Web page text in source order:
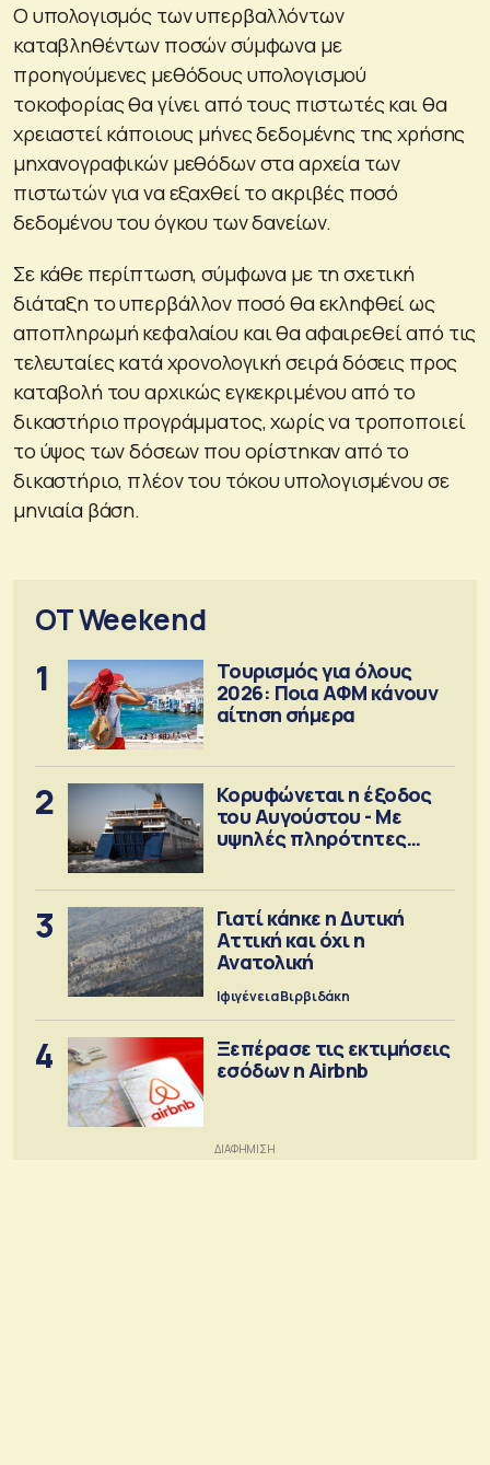
Ο υπολογισμός των υπερβαλλόντων
καταβληθέντων ποσών σύμφωνα με
προηγούμενες μεθόδους υπολογισμού
τοκοφορίας θα γίνει από τους πιστωτές και θα
χρειαστεί κάποιους μήνες δεδομένης της χρήσης
μηχανογραφικών μεθόδων στα αρχεία των
πιστωτών για να εξαχθεί το ακριβές ποσό
δεδομένου του όγκου των δανείων.
Σε κάθε περίπτωση, σύμφωνα με τη σχετική
διάταξη το υπερβάλλον ποσό θα εκληφθεί ως
αποπληρωμή κεφαλαίου και θα αφαιρεθεί από τις
τελευταίες κατά χρονολογική σειρά δόσεις προς
καταβολή του αρχικώς εγκεκριμένου από το
δικαστήριο προγράμματος, χωρίς να τροποποιεί
το ύψος των δόσεων που ορίστηκαν από το
δικαστήριο, πλέον του τόκου υπολογισμένου σε
μηνιαία βάση.
OT Weekend
1
Τουρισμός για όλους
2026: Ποια ΑΦΜ κάνουν
αίτηση σήμερα
2
Κορυφώνεται η έξοδος
του Αυγούστου - Με
υψηλές πληρότητες
3
Γιατί κάηκε η Δυτική
Αττική και όχι η
Ανατολική
Ιφιγένεια Βιρβιδάκη
4
Ξεπέρασε τις εκτιμήσεις
εσόδων η Airbnb